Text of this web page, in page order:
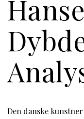
Den danske